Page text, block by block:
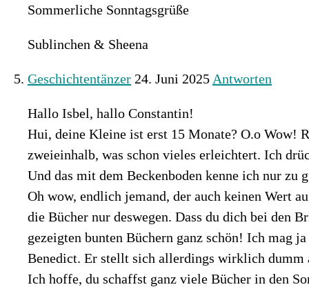
Sommerliche Sonntagsgrüße
Sublinchen & Sheena
Geschichtentänzer 24. Juni 2025 Antworten
Hallo Isbel, hallo Constantin!
Hui, deine Kleine ist erst 15 Monate? O.o Wow!
zweieinhalb, was schon vieles erleichtert. Ich
Und das mit dem Beckenboden kenne ich nur zu
Oh wow, endlich jemand, der auch keinen Wert
die Bücher nur deswegen. Dass du dich bei den
gezeigten bunten Büchern ganz schön! Ich mag
Benedict. Er stellt sich allerdings wirklich dumm
Ich hoffe, du schaffst ganz viele Bücher in den